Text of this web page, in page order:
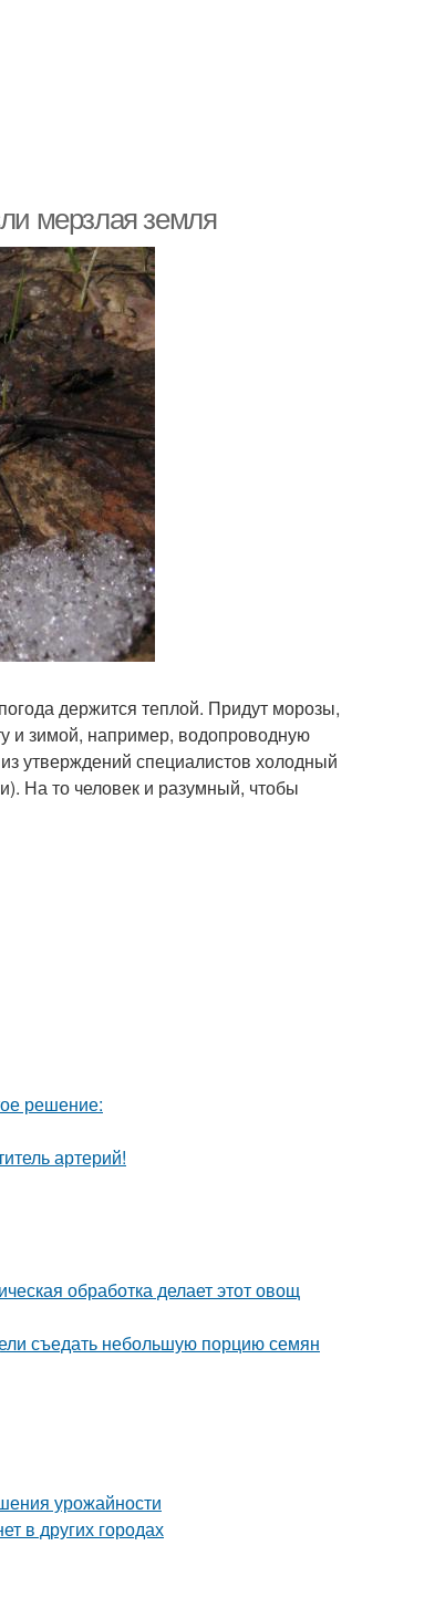
мерзлая земля
держится теплой. Придут морозы,
и зимой, например, водопроводную
утверждений специалистов холодный
На то человек и разумный, чтобы
решение:
артерий!
обработка делает этот овощ
съедать небольшую порцию семян
урожайности
в других городах